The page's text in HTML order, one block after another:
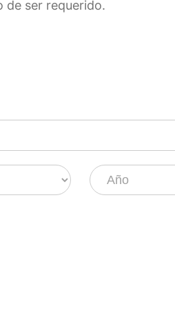
de ser requerido.
Pago